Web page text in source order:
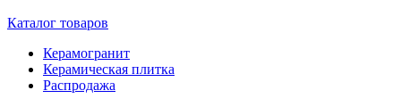
Каталог товаров
Керамогранит
Керамическая плитка
Распродажа